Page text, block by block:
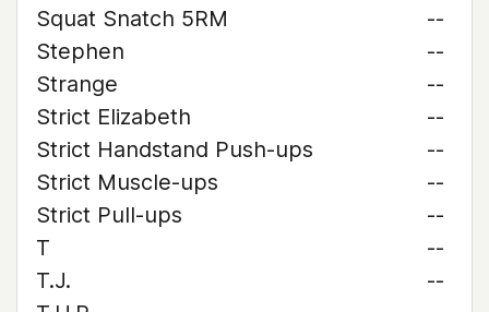
Squat Snatch 5RM
--
Stephen
--
Strange
--
Strict Elizabeth
--
Strict Handstand Push-ups
--
Strict Muscle-ups
--
Strict Pull-ups
--
T
--
T.J.
--